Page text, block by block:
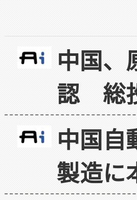
中国、
認 総
中国自
製造に